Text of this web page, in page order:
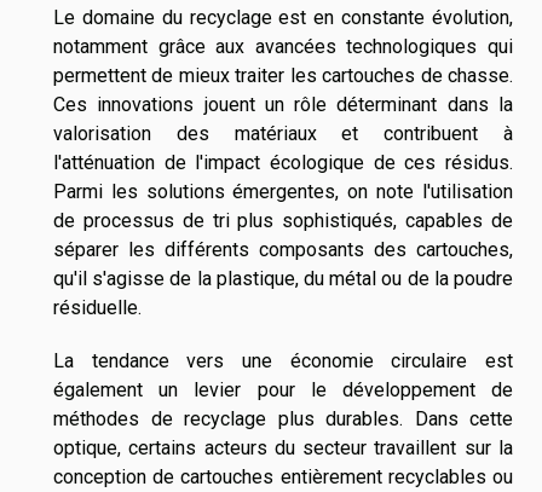
Le domaine du recyclage est en constante évolution,
notamment grâce aux avancées technologiques qui
permettent de mieux traiter les cartouches de chasse.
Ces innovations jouent un rôle déterminant dans la
valorisation des matériaux et contribuent à
l'atténuation de l'impact écologique de ces résidus.
Parmi les solutions émergentes, on note l'utilisation
de processus de tri plus sophistiqués, capables de
séparer les différents composants des cartouches,
qu'il s'agisse de la plastique, du métal ou de la poudre
résiduelle.
La tendance vers une économie circulaire est
également un levier pour le développement de
méthodes de recyclage plus durables. Dans cette
optique, certains acteurs du secteur travaillent sur la
conception de cartouches entièrement recyclables ou